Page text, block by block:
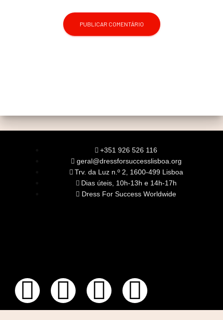
+351 926 526 116
geral@dressforsuccesslisboa.org
Trv. da Luz n.º 2, 1600-499 Lisboa
Dias úteis, 10h-13h e 14h-17h
Dress For Success Worldwide